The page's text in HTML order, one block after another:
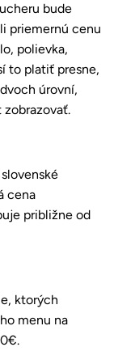
bude
priemernú cenu
polievka,
to platiť presne,
úrovní,
zobrazovať.
cena
približne od
ktorých
menu na